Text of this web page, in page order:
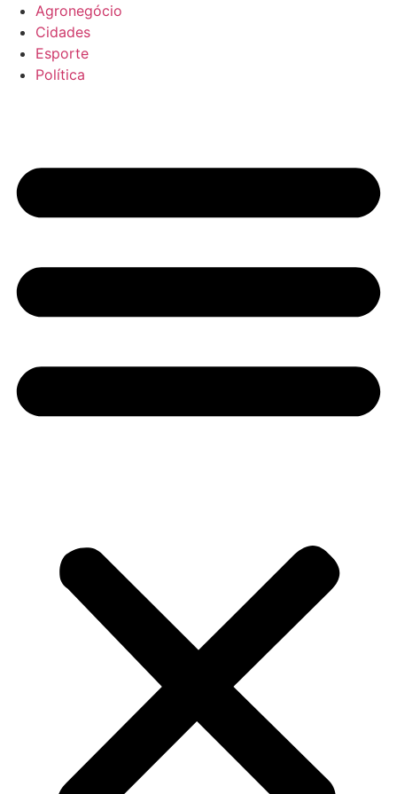
Agronegócio
Cidades
Esporte
Política